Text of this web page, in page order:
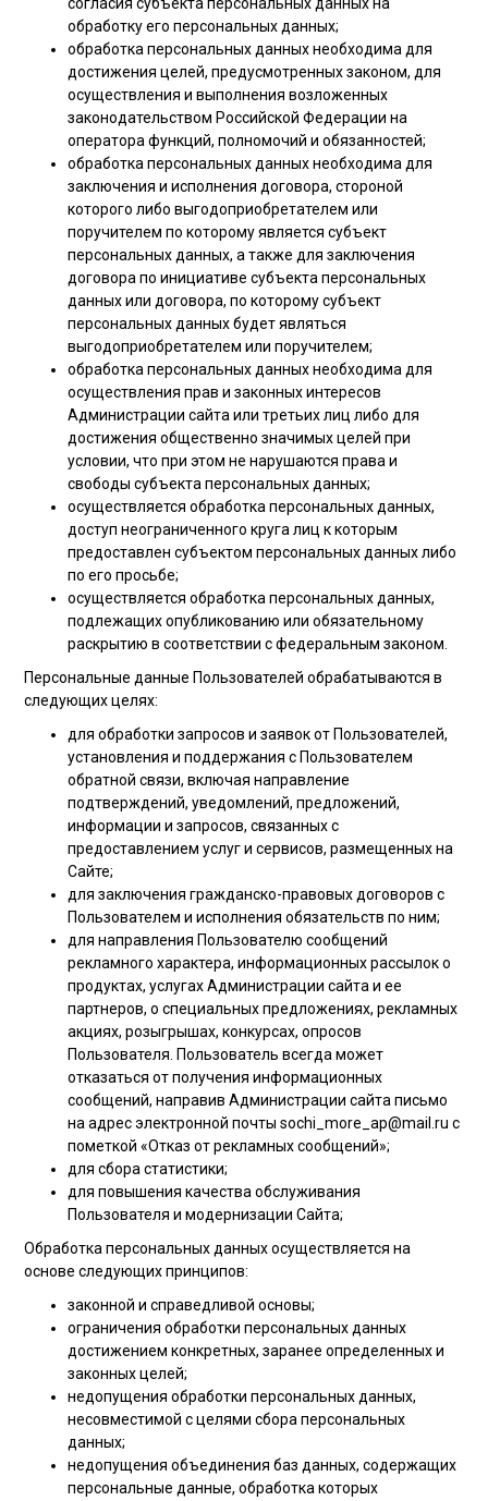
обработку его персональных данных;
обработка персональных данных необходима для
достижения целей, предусмотренных законом, для
осуществления и выполнения возложенных
законодательством Российской Федерации на
оператора функций, полномочий и обязанностей;
обработка персональных данных необходима для
заключения и исполнения договора, стороной
которого либо выгодоприобретателем или
поручителем по которому является субъект
персональных данных, а также для заключения
договора по инициативе субъекта персональных
данных или договора, по которому субъект
персональных данных будет являться
выгодоприобретателем или поручителем;
обработка персональных данных необходима для
осуществления прав и законных интересов
Администрации сайта или третьих лиц либо для
достижения общественно значимых целей при
условии, что при этом не нарушаются права и
свободы субъекта персональных данных;
осуществляется обработка персональных данных,
доступ неограниченного круга лиц к которым
предоставлен субъектом персональных данных либо
по его просьбе;
осуществляется обработка персональных данных,
подлежащих опубликованию или обязательному
раскрытию в соответствии с федеральным законом.
Персональные данные Пользователей обрабатываются в
следующих целях:
для обработки запросов и заявок от Пользователей,
установления и поддержания с Пользователем
обратной связи, включая направление
подтверждений, уведомлений, предложений,
информации и запросов, связанных с
предоставлением услуг и сервисов, размещенных на
Сайте;
для заключения гражданско-правовых договоров с
Пользователем и исполнения обязательств по ним;
для направления Пользователю сообщений
рекламного характера, информационных рассылок о
продуктах, услугах Администрации сайта и ее
партнеров, о специальных предложениях, рекламных
акциях, розыгрышах, конкурсах, опросов
Пользователя. Пользователь всегда может
отказаться от получения информационных
сообщений, направив Администрации сайта письмо
на адрес электронной почты sochi_more_ap@mail.ru с
пометкой «Отказ от рекламных сообщений»;
для сбора статистики;
для повышения качества обслуживания
Пользователя и модернизации Сайта;
Обработка персональных данных осуществляется на
основе следующих принципов:
законной и справедливой основы;
ограничения обработки персональных данных
достижением конкретных, заранее определенных и
законных целей;
недопущения обработки персональных данных,
несовместимой с целями сбора персональных
данных;
недопущения объединения баз данных, содержащих
персональные данные, обработка которых